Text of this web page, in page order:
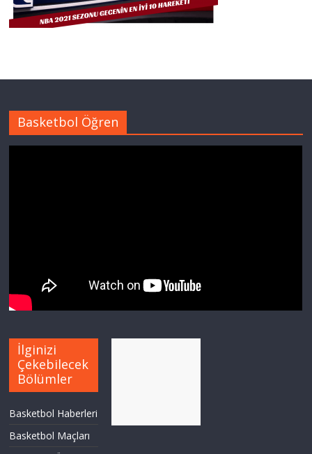
Basketbol Öğren
İlginizi
Çekebilecek
Bölümler
Basketbol Haberleri
Basketbol Maçları